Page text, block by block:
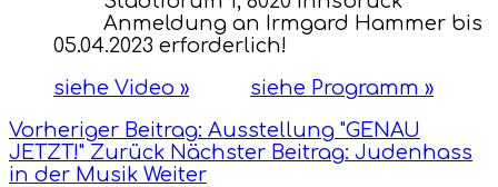
Anmeldung an Irmgard Hammer bis
05.04.2023 erforderlich!
siehe Video »
siehe Programm »
Vorheriger Beitrag: Ausstellung "GENAU
JETZT!" Zurück Nächster Beitrag: Judenhass
in der Musik Weiter